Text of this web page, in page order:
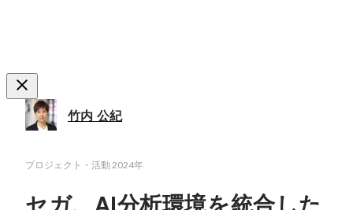
竹内 公紀
プロジェクト・活動 2024年